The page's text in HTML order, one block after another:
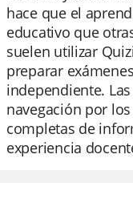
hace que el
educativo que
suelen utilizar
preparar
independiente.
navegación por
completas de
experiencia